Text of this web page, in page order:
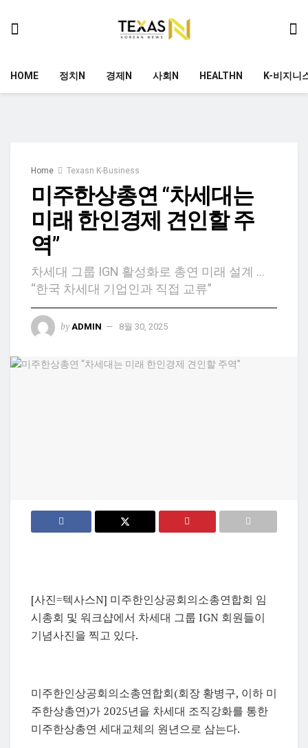
HOME 정치N 경제N 사회N HEALTHN K-비지니
Home Texasn K-Business
미주한상총연 “차세대는
미래 한인경제 견인할 주
역”
차세대 그룹 IGN 활성화로 총연 미래 설계 …
“한국 차세대 기업인과 직접 교류”
by ADMIN 8월 30, 2025
[사진=텍사스N] 미주한인상공회의소총연합회 임
시총회 및 워크샵에서 차세대 그룹 IGN 회원들이
기념사진을 찍고 있다.
미주한인상공회의소총연합회(회장 황병구, 이하 미
주한상총연)가 2025년을 차세대 조직강화를 통한
미주한상총연 세대교체의 원년으로 삼는다.